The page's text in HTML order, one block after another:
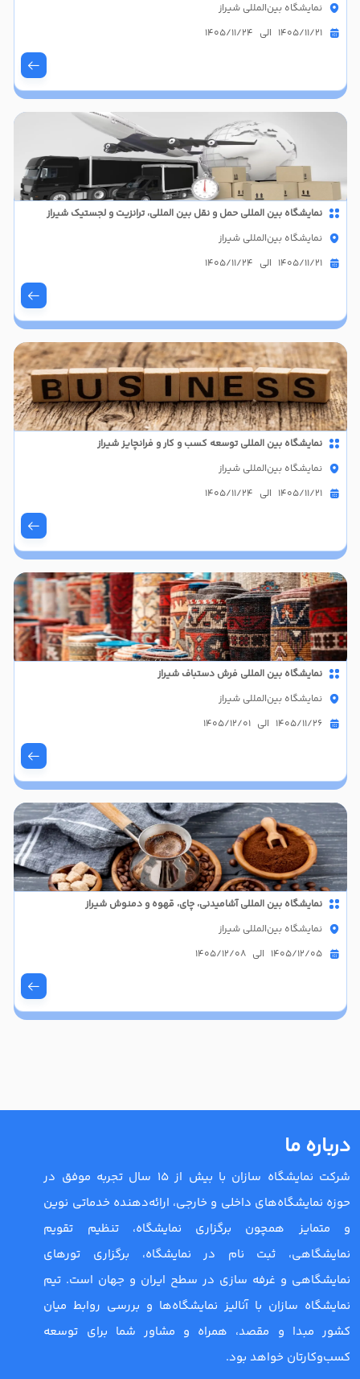
نمایشگاه بین‌المللی شیراز
1405/11/21 الی 1405/11/24
نمایشگاه بین المللی حمل و نقل بین المللی، ترانزیت و لجستیک شیراز
نمایشگاه بین‌المللی شیراز
1405/11/21 الی 1405/11/24
نمایشگاه بین المللی توسعه کسب و کار و فرانچایز شیراز
نمایشگاه بین‌المللی شیراز
1405/11/21 الی 1405/11/24
نمایشگاه بین المللی فرش دستباف شیراز
نمایشگاه بین‌المللی شیراز
1405/11/26 الی 1405/12/01
نمایشگاه بین المللی آشامیدنی، چای، قهوه و دمنوش شیراز
نمایشگاه بین‌المللی شیراز
1405/12/05 الی 1405/12/08
درباره ما
شرکت نمایشگاه سازان با بیش از 15 سال تجربه موفق در
حوزه نمایشگاه‌های داخلی و خارجی، ارائه‌دهنده خدماتی نوین
و متمایز همچون برگزاری نمایشگاه، تنظیم تقویم
نمایشگاهی، ثبت نام در نمایشگاه، برگزاری تورهای
نمایشگاهی و غرفه سازی در سطح ایران و جهان است. تیم
نمایشگاه سازان با آنالیز نمایشگاه‌ها و بررسی روابط میان
کشور مبدا و مقصد، همراه و مشاور شما برای توسعه
کسب‌وکارتان خواهد بود.